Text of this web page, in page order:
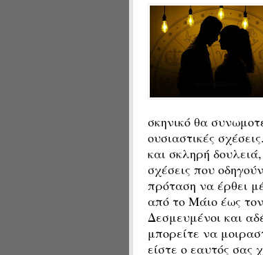
σκηνικό θα
ουσιαστικές
και σκληρή
σχέσεις που
πρόταση να έρθει
από το Μάιο έως τον
Δεσμευμένοι και
μπορείτε να
είστε ο εαυτός σας